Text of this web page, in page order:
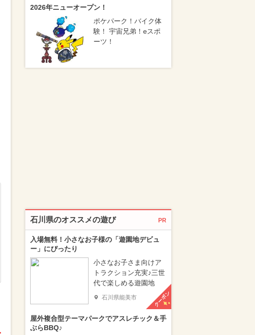
2026年ニューオープン！
ポケパーク！バイク体
験！ 宇宙兄弟！eスポ
ーツ！
石川県のオススメの遊び PR
入場無料！小さなお子様の「遊園地デビュ
ー」にぴったり
小さなお子さま向けア
トラクション充実♪三世
代で楽しめる遊園地
石川県能美市 クーポン
屋外複合型テーマパークでアスレチック＆手
ぶらBBQ♪